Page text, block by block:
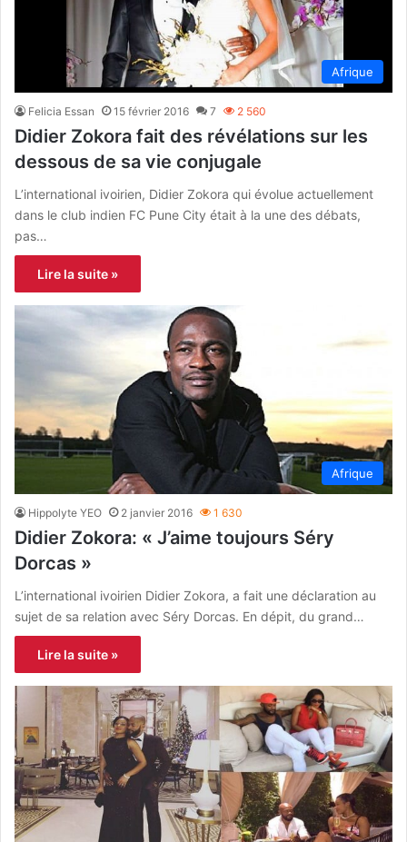
Afrique
Felicia Essan 15 février 2016 7 2 560
Didier Zokora fait des révélations sur les
dessous de sa vie conjugale
L’international ivoirien, Didier Zokora qui évolue actuellement
dans le club indien FC Pune City était à la une des débats,
pas…
Lire la suite »
Afrique
Hippolyte YEO 2 janvier 2016 1 630
Didier Zokora: « J’aime toujours Séry
Dorcas »
L’international ivoirien Didier Zokora, a fait une déclaration au
sujet de sa relation avec Séry Dorcas. En dépit, du grand…
Lire la suite »